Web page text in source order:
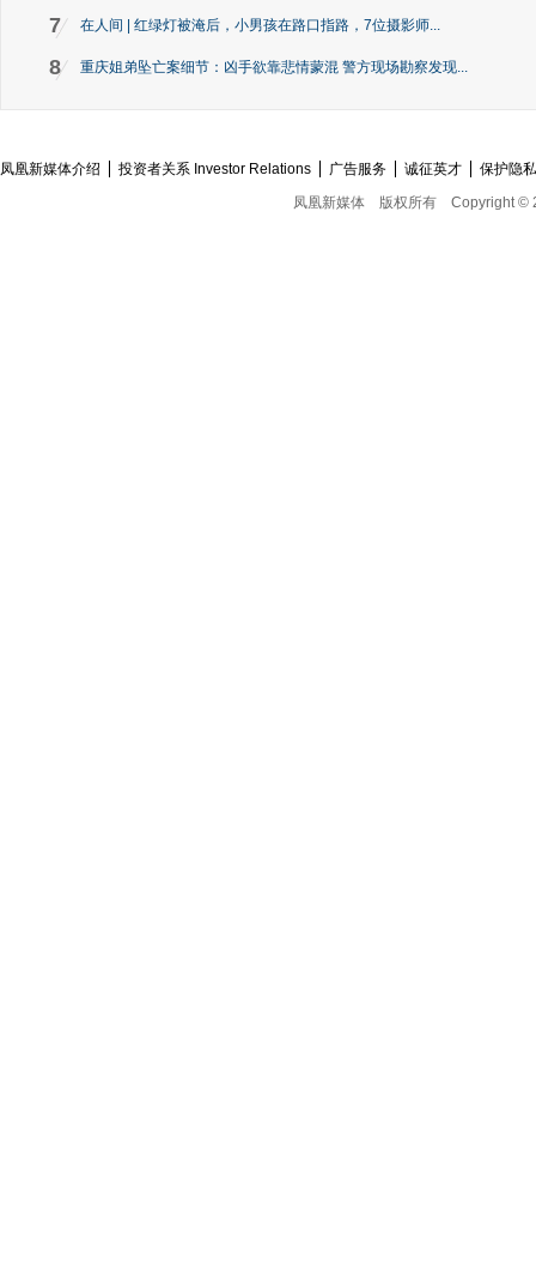
7 在人间 | 红绿灯被淹后，小男孩在路口指路，7位摄影师...
8 重庆姐弟坠亡案细节：凶手欲靠悲情蒙混 警方现场勘察发现...
凤凰新媒体介绍 投资者关系 Investor Relations 广告服务 诚征英才
保护隐
凤凰新媒体
版权所有 Copyright ©